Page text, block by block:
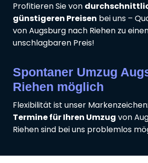
Profitieren Sie von
günstigeren Preisen bei uns –
von Augsburg nach Riehen zu
unschlagbaren Preis!
Spontaner Umzug
Riehen möglich
Flexibilität ist unser Markenzeichen:
Termine für Ihren Umzug von
Riehen sind bei uns problemlos